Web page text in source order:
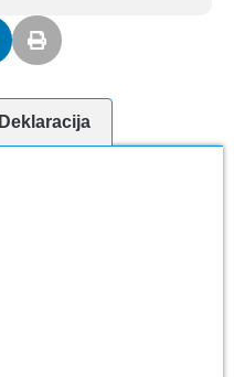
Deklaracija